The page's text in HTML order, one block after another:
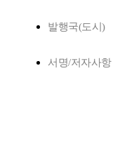
발행국(도시)
서명/저자사항